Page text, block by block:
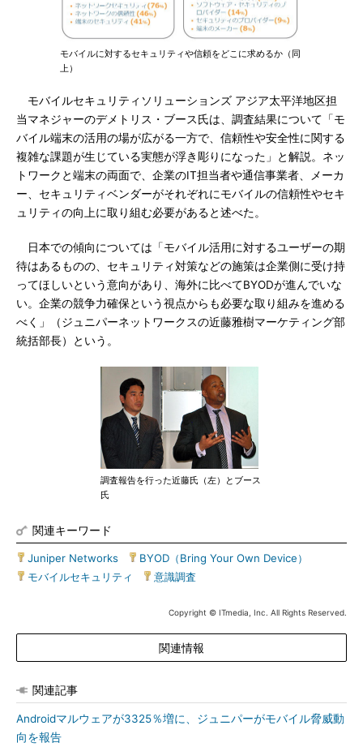
モバイルに対するセキュリティや信頼をどこに求めるか（同
上）
モバイルセキュリティソリューションズ アジア太平洋地区担
当マネジャーのデメトリス・ブース氏は、調査結果について「モ
バイル端末の活用の場が広がる一方で、信頼性や安全性に関する
複雑な課題が生じている実態が浮き彫りになった」と解説。ネッ
トワークと端末の両面で、企業のIT担当者や通信事業者、メーカ
ー、セキュリティベンダーがそれぞれにモバイルの信頼性やセキ
ュリティの向上に取り組む必要があると述べた。
日本での傾向については「モバイル活用に対するユーザーの期
待はあるものの、セキュリティ対策などの施策は企業側に受け持
ってほしいという意向があり、海外に比べてBYODが進んでいな
い。企業の競争力確保という視点からも必要な取り組みを進める
べく」（ジュニパーネットワークスの近藤雅樹マーケティング部
統括部長）という。
調査報告を行った近藤氏（左）とブース
氏
関連キーワード
Juniper Networks BYOD（Bring Your Own Device）
モバイルセキュリティ
意識調査
Copyright © ITmedia, Inc. All Rights Reserved.
関連情報
関連記事
Androidマルウェアが3325％増に、ジュニパーがモバイル脅威動
向を報告